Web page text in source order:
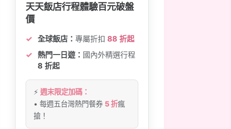
天天飯店行程體驗百元破盤
價
全球飯店：專屬折扣88 折起
熱門一日遊： 國內外精選行程
8 折起
⚡週末限定加碼：
• 每週五台灣熱門餐券 5 折瘋
搶！